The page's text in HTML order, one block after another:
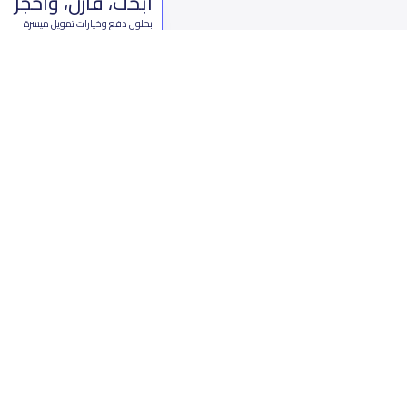
بحلول دفع وخيارات تمويل ميسرة